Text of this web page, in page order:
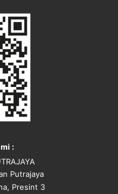
:
Putrajaya
Presint 3